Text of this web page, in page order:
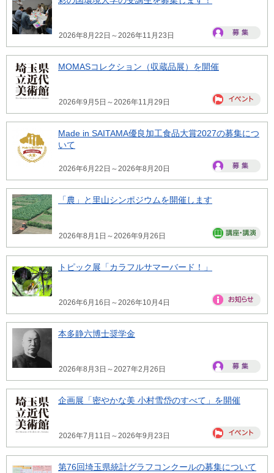
2026年8月22日～2026年11月23日
MOMASコレクション（収蔵品展）を開催
2026年9月5日～2026年11月29日
Made in SAITAMA優良加工食品大賞2027の募集につ
いて
2026年6月22日～2026年8月20日
「農」と里山シンポジウムを開催します
2026年8月1日～2026年9月26日
トピック展「カラフルサマーバード！」
2026年6月16日～2026年10月4日
本多静六博士奨学金
2026年8月3日～2027年2月26日
企画展「密やかな美 小村雪岱のすべて」を開催
2026年7月11日～2026年9月23日
第76回埼玉県統計グラフコンクールの募集について